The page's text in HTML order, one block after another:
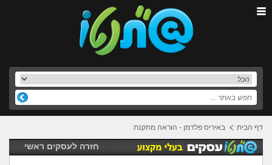
דף הבית באיריס פלדמן - הוראה מתקנת
חזרה לעסקים ראשי